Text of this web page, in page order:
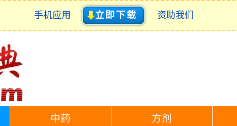
手机应用 立即下载 资助我们
中药 方剂